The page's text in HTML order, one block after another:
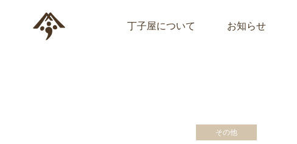
丁子屋について お知らせ
その他